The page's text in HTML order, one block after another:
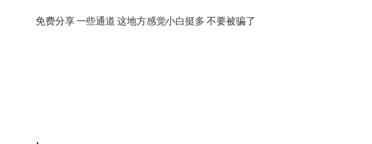
免费分享 一些通道 这地方感觉小白挺多 不要被骗了